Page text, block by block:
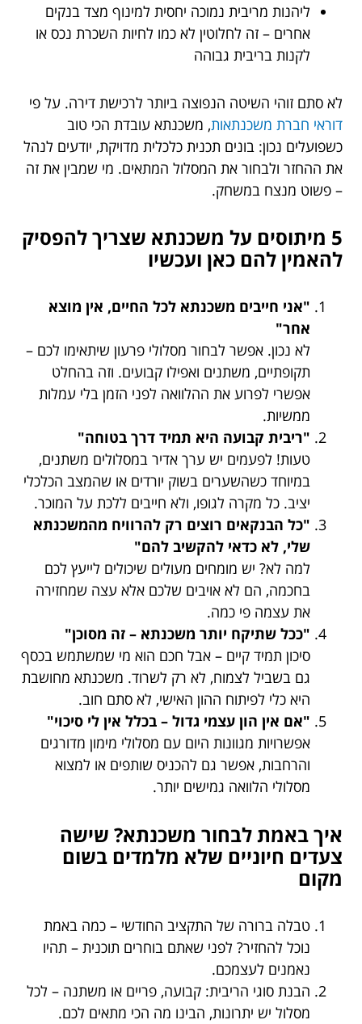
ליהנות מריבית נמוכה יחסית למינוף מצד בנקים
אחרים – זה לחלוטין לא כמו לחיות השכרת נכס או
לקנות בריבית גבוהה
לא סתם זוהי השיטה הנפוצה ביותר לרכישת דירה. על פי
דוראי חברת משכנתאות, משכנתא עובדת הכי טוב
כשפועלים נכון: בונים תכנית כלכלית מדויקת, יודעים לנהל
את ההחזר ולבחור את המסלול המתאים. מי שמבין את זה
– פשוט מנצח במשחק.
5 מיתוסים על משכנתא שצריך להפסיק
להאמין להם כאן ועכשיו
"אני חייבים משכנתא לכל החיים, אין מוצא
אחר"
לא נכון. אפשר לבחור מסלולי פרעון שיתאימו לכם –
תקופתיים, משתנים ואפילו קבועים. וזה בהחלט
אפשרי לפרוע את ההלוואה לפני הזמן בלי עמלות
ממשיות.
"ריבית קבועה היא תמיד דרך בטוחה"
טעות! לפעמים יש ערך אדיר במסלולים משתנים,
במיוחד כשהשערים בשוק יורדים או שהמצב הכלכלי
יציב. כל מקרה לגופו, ולא חייבים ללכת על המוכר.
"כל הבנקאים רוצים רק להרוויח מהמשכנתא
שלי, לא כדאי להקשיב להם"
למה לא? יש מומחים מעולים שיכולים לייעץ לכם
בחכמה, הם לא אויבים שלכם אלא עצה שמחזירה
את עצמה פי כמה.
"ככל שתיקח יותר משכנתא – זה מסוכן"
סיכון תמיד קיים – אבל חכם הוא מי שמשתמש בכסף
גם בשביל לצמוח, לא רק לשרוד. משכנתא מחושבת
היא כלי לפיתוח ההון האישי, לא סתם חוב.
"אם אין הון עצמי גדול – בכלל אין לי סיכוי"
אפשרויות מגוונות היום עם מסלולי מימון מדורגים
והרחבות, אפשר גם להכניס שותפים או למצוא
מסלולי הלוואה גמישים יותר.
איך באמת לבחור משכנתא? שישה
צעדים חיוניים שלא מלמדים בשום
מקום
טבלה ברורה של התקציב החודשי – כמה באמת
נוכל להחזיר? לפני שאתם בוחרים תוכנית – תהיו
נאמנים לעצמכם.
הבנת סוגי הריבית: קבועה, פריים או משתנה – לכל
מסלול יש יתרונות, הבינו מה הכי מתאים לכם.